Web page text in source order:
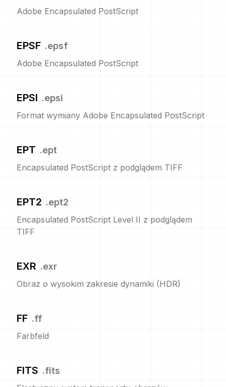
Adobe Encapsulated PostScript
EPSF .epsf
Adobe Encapsulated PostScript
EPSI .epsi
Format wymiany Adobe Encapsulated PostScript
EPT .ept
Encapsulated PostScript z podglądem TIFF
EPT2 .ept2
Encapsulated PostScript Level II z podglądem
TIFF
EXR .exr
Obraz o wysokim zakresie dynamiki (HDR)
FF .ff
Farbfeld
FITS .fits